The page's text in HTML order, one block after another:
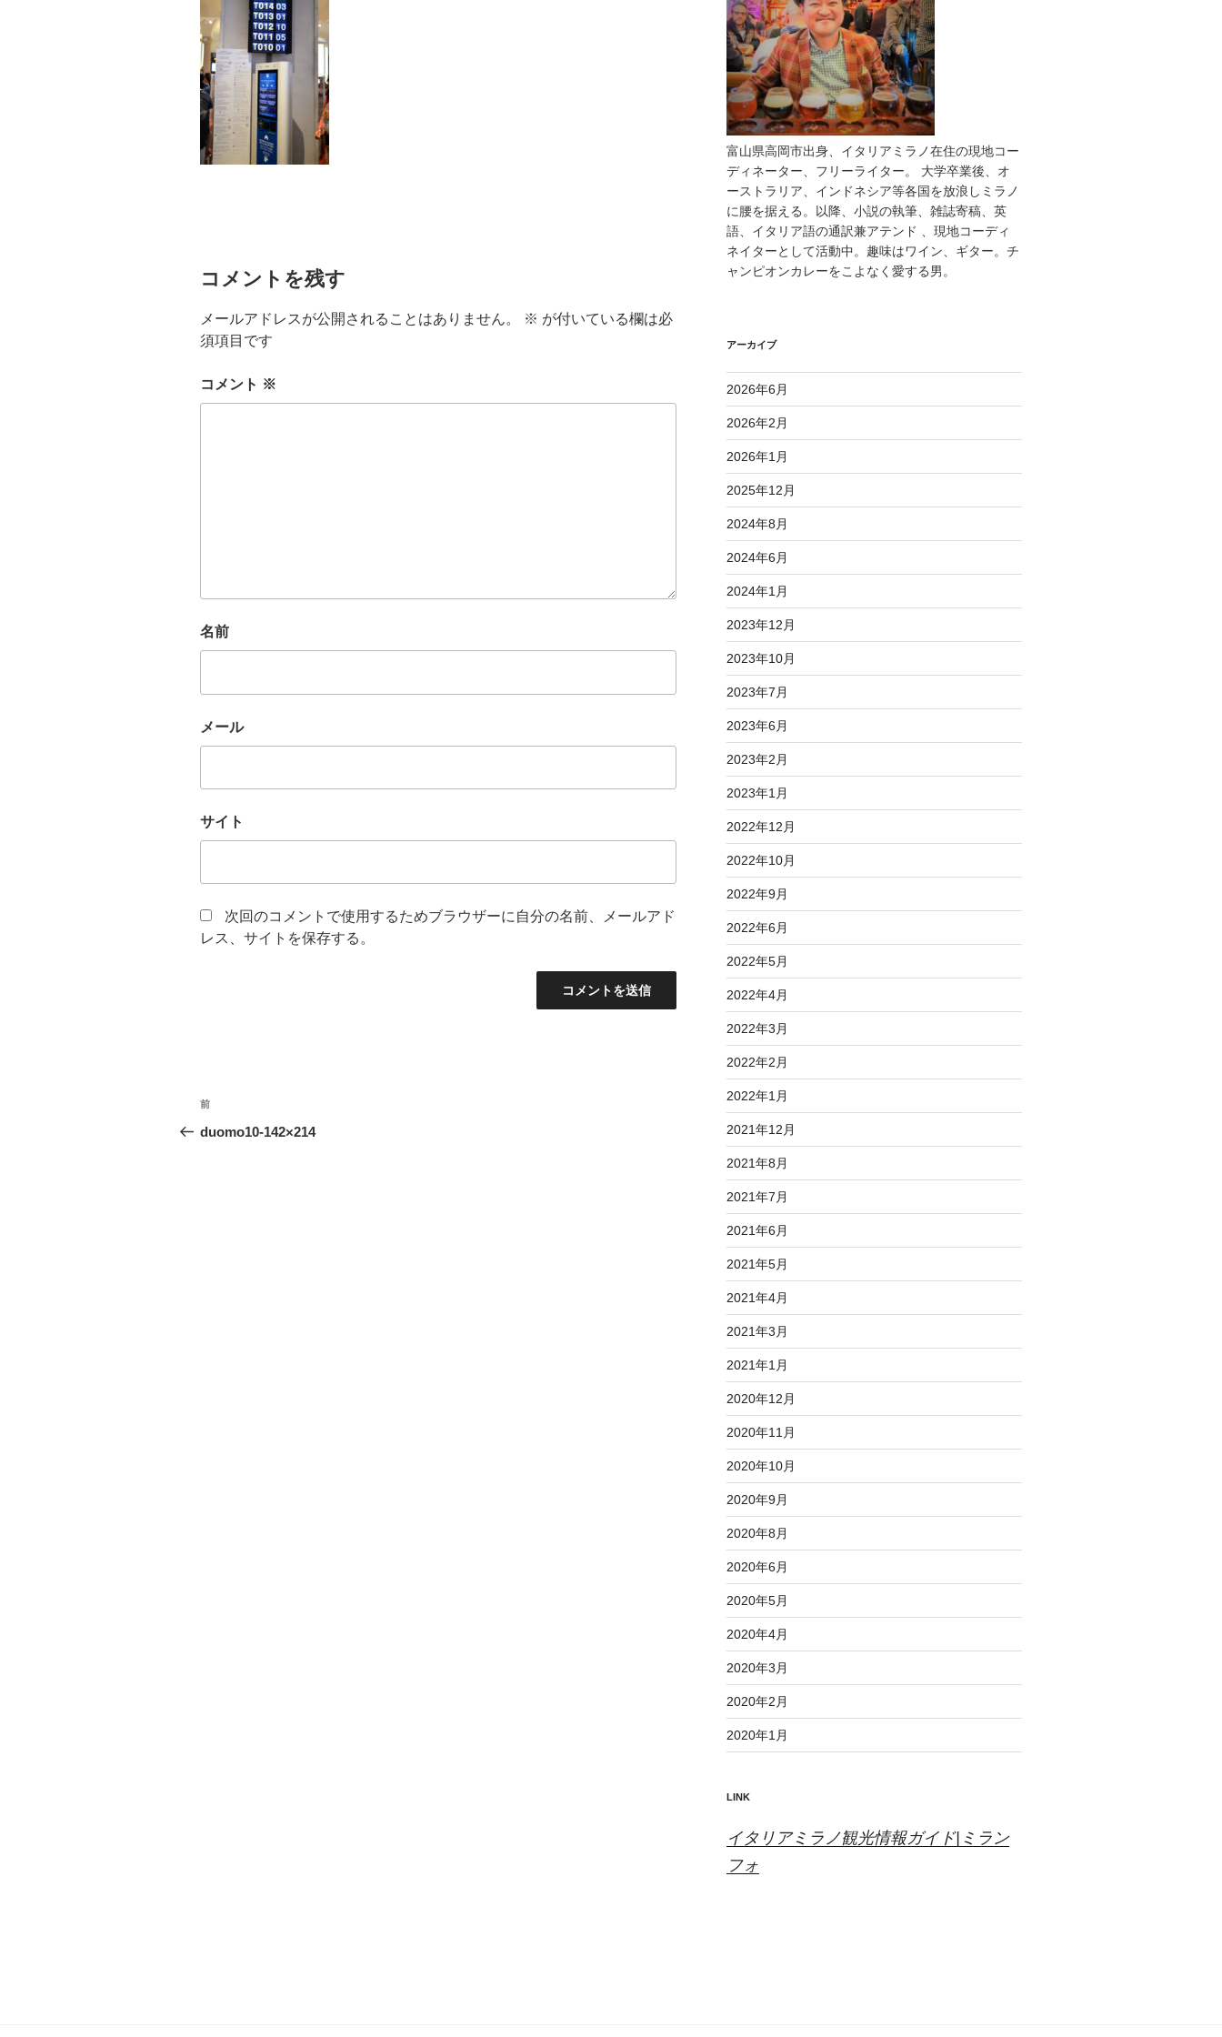
コメントを残す
メールアドレスが公開されることはありません。 ※ が付いている欄は必
須項目です
コメント ※
名前
メール
サイト
次回のコメントで使用するためブラウザーに自分の名前、メールアド
レス、サイトを保存する。
投
稿
前
の
前
duomo10-142×214
富山県高岡市出身、イタリアミラノ在住の現地コー
ディネーター、フリーライター。 大学卒業後、オ
ーストラリア、インドネシア等各国を放浪しミラノ
に腰を据える。以降、小説の執筆、雑誌寄稿、英
語、イタリア語の通訳兼アテンド 、現地コーディ
ネイターとして活動中。趣味はワイン、ギター。チ
ャンピオンカレーをこよなく愛する男。
アーカイブ
2026年6月
2026年2月
2026年1月
2025年12月
2024年8月
2024年6月
2024年1月
2023年12月
2023年10月
2023年7月
2023年6月
2023年2月
2023年1月
2022年12月
2022年10月
2022年9月
2022年6月
2022年5月
2022年4月
2022年3月
2022年2月
2022年1月
2021年12月
2021年8月
2021年7月
2021年6月
2021年5月
2021年4月
2021年3月
2021年1月
2020年12月
2020年11月
2020年10月
2020年9月
2020年8月
2020年6月
2020年5月
2020年4月
2020年3月
2020年2月
2020年1月
LINK
イタリアミラノ観光情報ガイド|ミラン
フォ